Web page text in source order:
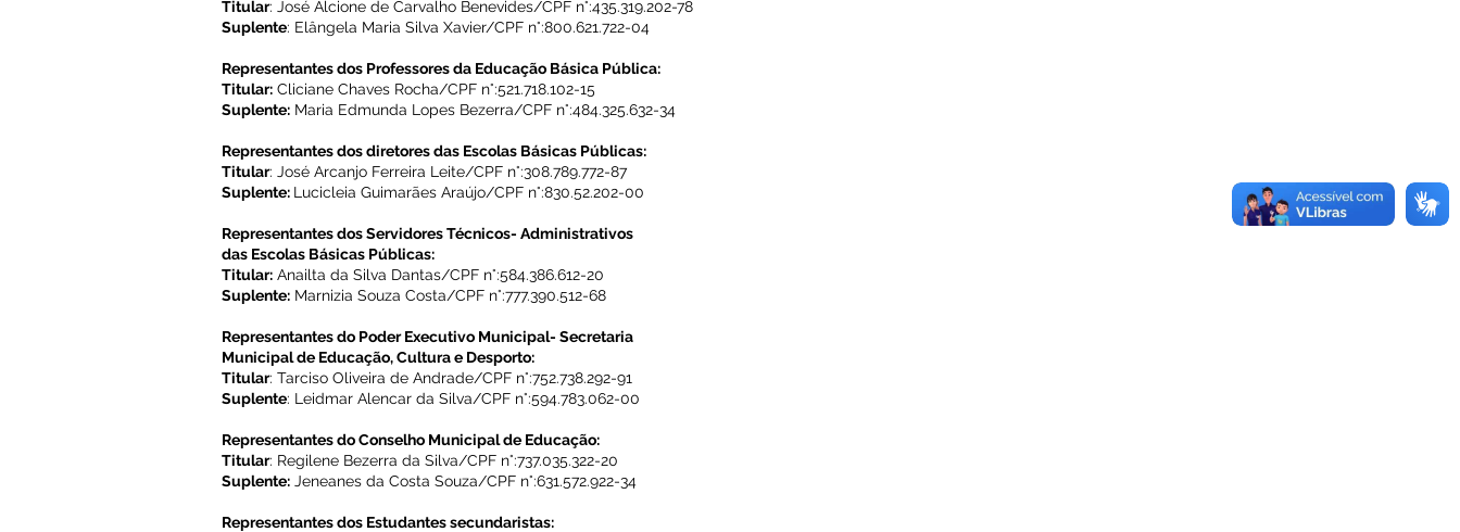
Titular: José Alcione de Carvalho Benevides/CPF n°:435.319.202-78
Suplente: Elângela Maria Silva Xavier/CPF n°:800.621.722-04
Representantes dos Professores da Educação Básica Pública:
Titular: Cliciane Chaves Rocha/CPF n°:521.718.102-15
Suplente: Maria Edmunda Lopes Bezerra/CPF n°:484.325.632-34
Representantes dos diretores das Escolas Básicas Públicas:
Titular: José Arcanjo Ferreira Leite/CPF n°:308.789.772-87
Suplente: Lucicleia Guimarães Araújo/CPF n°:830.52.202-00
Representantes dos Servidores Técnicos- Administrativos
das Escolas Básicas Públicas:
Titular: Anailta da Silva Dantas/CPF n°:584.386.612-20
Suplente: Marnizia Souza Costa/CPF n°:777.390.512-68
Representantes do Poder Executivo Municipal- Secretaria
Municipal de Educação, Cultura e Desporto:
Titular: Tarciso Oliveira de Andrade/CPF n°:752.738.292-91
Suplente: Leidmar Alencar da Silva/CPF n°:594.783.062-00
Representantes do Conselho Municipal de Educação:
Titular: Regilene Bezerra da Silva/CPF n°:737.035.322-20
Suplente: Jeneanes da Costa Souza/CPF n°:631.572.922-34
Representantes dos Estudantes secundaristas: